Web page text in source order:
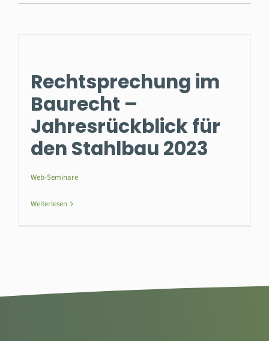
Rechtsprechung im
Baurecht –
Jahresrückblick für
den Stahlbau 2023
Web-Seminare
Weiterlesen